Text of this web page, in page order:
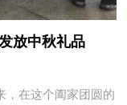
放中秋礼品
，在这个阖家团圆的